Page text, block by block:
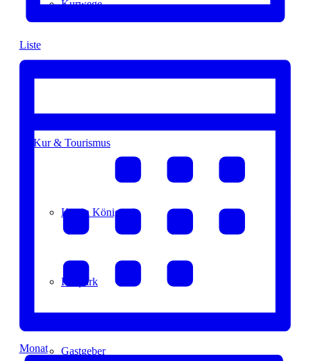
Kurwege
Kur & Tourismus
Kur in Königstein
Kurpark
Gastgeber
Liste
Monat